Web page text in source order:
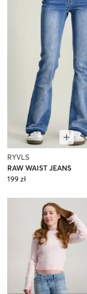
RYVLS
RAW WAIST JEANS
199 zł